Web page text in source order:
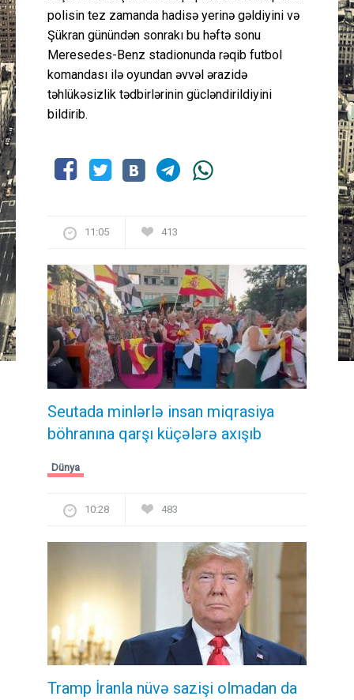
polisin tez zamanda hadisə yerinə gəldiyini və
Şükran günündən sonrakı bu həftə sonu
Meresedes-Benz stadionunda rəqib futbol
komandası ilə oyundan əvvəl ərazidə
təhlükəsizlik tədbirlərinin gücləndirildiyini
bildirib.
11:05 413
Seutada minlərlə insan miqrasiya
böhranına qarşı küçələrə axışıb
Dünya
10:28 483
Tramp İranla nüvə sazişi olmadan da